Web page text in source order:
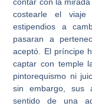
costearle el viaje
estipendios a
pasaran a
aceptó. El príncipe
captar con temple
pintorequismo ni
sin embargo, sus
sentido de una